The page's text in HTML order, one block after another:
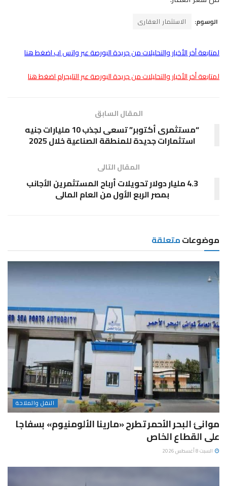
الوسوم: الاستثمار العقارى
لمتابعة أخر الأخبار والتحليلات من جريدة البورصة عبر واتس اب اضغط هنا
لمتابعة أخر الأخبار والتحليلات من جريدة البورصة عبر التليجرام اضغط هنا
المقال السابق
“مستثمرى أكتوبر” تسعى لجذب 10 مليارات جنيه
استثمارات جديدة للمنطقة الصناعية خلال 2025
المقال التالى
4.3 مليار دولار تحويلات أرباح المستثمرين الأجانب
بمصر الربع الأول من العام المالى
موضوعاتمتعلقة
النقل والملاحة
موانئ البحر الأحمر تطرح «مارينا الألومنيوم» بسفاجا
على القطاع الخاص
السبت 8 أغسطس 2026